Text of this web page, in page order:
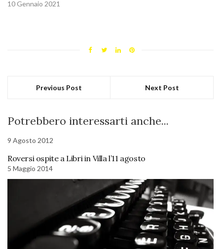
10 Gennaio 2021
Previous Post Next Post
Potrebbero interessarti anche...
9 Agosto 2012
Roversi ospite a Libri in Villa l’11 agosto
5 Maggio 2014